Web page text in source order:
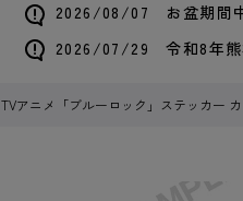
2026/08/07 お盆期間中
2026/07/29 令和8年熊
TVアニメ「ブルーロック」ステッカー